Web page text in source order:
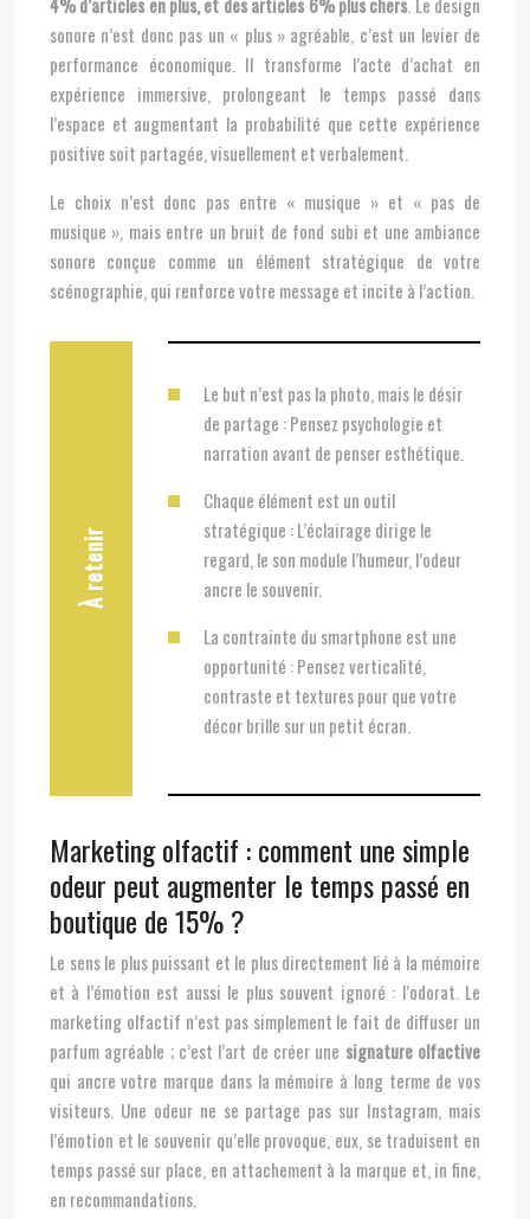
sonore n’est donc pas un « plus » agréable, c’est un levier de
performance économique. Il transforme l’acte d’achat en
expérience immersive, prolongeant le temps passé dans
l’espace et augmentant la probabilité que cette expérience
positive soit partagée, visuellement et verbalement.
Le choix n’est donc pas entre « musique » et « pas de
musique », mais entre un bruit de fond subi et une ambiance
sonore conçue comme un élément stratégique de votre
scénographie, qui renforce votre message et incite à l’action.
À retenir
Le but n’est pas la photo, mais le désir
de partage : Pensez psychologie et
narration avant de penser esthétique.
Chaque élément est un outil
stratégique : L’éclairage dirige le
regard, le son module l’humeur, l’odeur
ancre le souvenir.
La contrainte du smartphone est une
opportunité : Pensez verticalité,
contraste et textures pour que votre
décor brille sur un petit écran.
Marketing olfactif : comment une simple
odeur peut augmenter le temps passé en
boutique de 15% ?
Le sens le plus puissant et le plus directement lié à la mémoire
et à l’émotion est aussi le plus souvent ignoré : l’odorat. Le
marketing olfactif n’est pas simplement le fait de diffuser un
parfum agréable ; c’est l’art de créer une signature olfactive
qui ancre votre marque dans la mémoire à long terme de vos
visiteurs. Une odeur ne se partage pas sur Instagram, mais
l’émotion et le souvenir qu’elle provoque, eux, se traduisent en
temps passé sur place, en attachement à la marque et, in fine,
en recommandations.